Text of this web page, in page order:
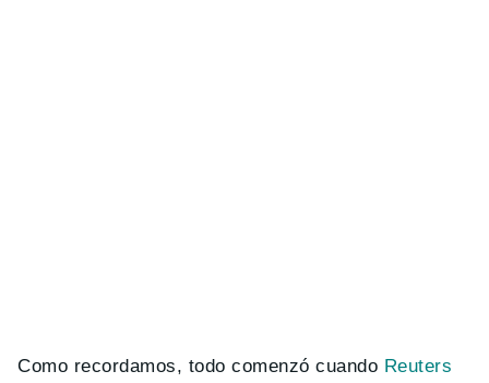
Como recordamos, todo comenzó cuando Reuters